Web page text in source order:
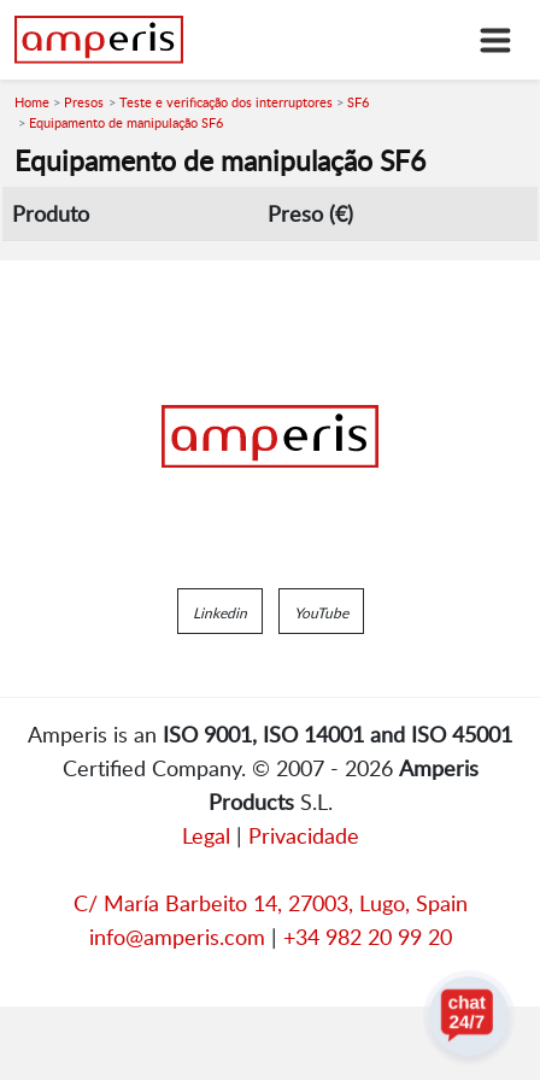
Home Presos Teste e verificação dos interruptores
SF6
Equipamento de manipulação SF6
Equipamento de manipulação SF6
Produto Preso (€)
Linkedin YouTube
Amperis is an ISO 9001, ISO 14001 and ISO 45001
Certified Company. © 2007 - 2026 Amperis
ProductsS.L.
Legal | Privacidade
C/ María Barbeito 14, 27003, Lugo, Spain
info@amperis.com | +34 982 20 99 20